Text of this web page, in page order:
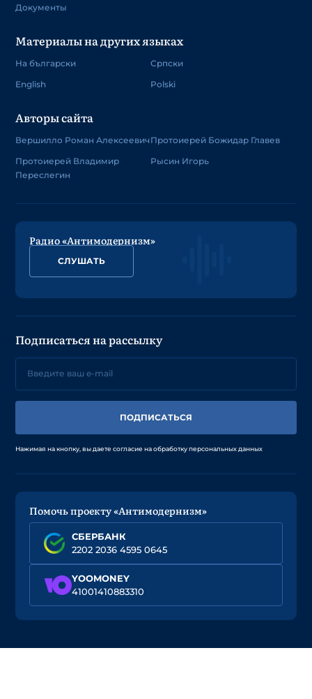
Документы
Материалы на других языках
На български
English
Српски
Polski
Авторы сайта
Вершилло Роман Алексеевич
Протоиерей Владимир
Переслегин
Протоиерей Божидар Главев
Рысин Игорь
Радио «Антимодернизм»
СЛУШАТЬ
Подписаться на рассылку
ПОДПИСАТЬСЯ
Нажимая на кнопку, вы даете согласие на обработку персональных данных
Помочь проекту «Антимодернизм»
СБЕРБАНК
2202 2036 4595 0645
YOOMONEY
41001410883310